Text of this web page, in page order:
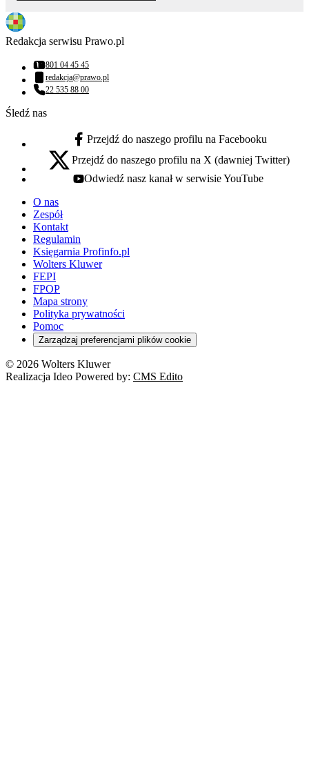
Redakcja serwisu Prawo.pl
Numer telefonu:
801 04 45 45
Adres email:
redakcja@prawo.pl
Numer telefonu:
22 535 88 00
Śledź nas
facebook - otwiera się w nowej karcie
Przejdź do naszego profilu na Facebooku
x - otwiera się w nowej karcie
Przejdź do naszego profilu na X (dawniej Twitter)
youtube - otwiera się w nowej karcie
Odwiedź nasz kanał w serwisie YouTube
O nas
Zespół
Kontakt
Regulamin
Księgarnia Profinfo.pl
Wolters Kluwer
FEPI
FPOP
Mapa strony
Polityka prywatności
Pomoc
Zarządzaj preferencjami plików cookie
© 2026 Wolters Kluwer
Realizacja Ideo Powered by: CMS Edito